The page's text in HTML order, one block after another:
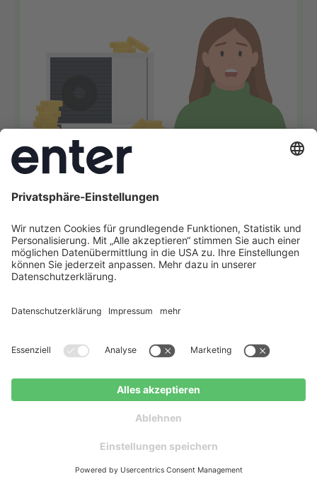
Wärmepumpen-Angebot
Kostenloser
7. August 2026
Wärmepumpe als Kostenfalle: Diese 7
Fehler sollten Sie 2026 unbedingt
vermeiden
Eine falsche Dimensionierung oder ein ungeeignetes
Gebäude können die Wärmepumpe zur Kostenfalle
sollten und wie Enter als Deutschlands größter